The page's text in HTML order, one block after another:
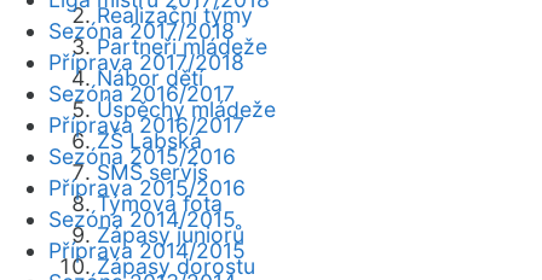
Realizační týmy
Partneři mládeže
Nábor dětí
Úspěchy mládeže
ZŠ Labská
SMS servis
Týmová fota
Zápasy juniorů
Zápasy dorostu
Sezóna 2017/2018
Příprava 2017/2018
Sezóna 2016/2017
Příprava 2016/2017
Sezóna 2015/2016
Příprava 2015/2016
Sezóna 2014/2015
Příprava 2014/2015